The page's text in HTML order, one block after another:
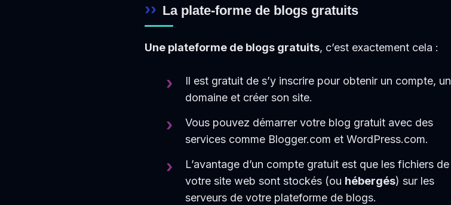
La plate-forme de blogs gratuits
Une plateforme de blogs gratuits, c’est exactement cela :
Il est gratuit de s’y inscrire pour obtenir un compte, un
domaine et créer son site.
Vous pouvez démarrer votre blog gratuit avec des
services comme Blogger.com et WordPress.com.
L’avantage d’un compte gratuit est que les fichiers de
votre site web sont stockés (ou hébergés) sur les
serveurs de votre plateforme de blogs.